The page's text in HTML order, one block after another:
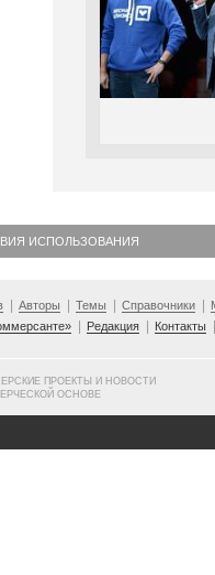
ИСПОЛЬЗОВАНИЯ
Авторы Темы Справочники
Редакция Контакты
ПРОЕКТЫ И НОВОСТИ
ОСНОВЕ